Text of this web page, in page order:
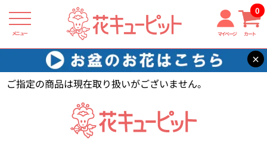
メニュー マイページ カート
0
×
花キューピット 【】
ご指定の商品は現在取り扱いがございません。